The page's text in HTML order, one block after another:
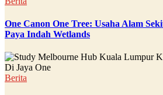
One Canon One Tree: Usaha Alam
Paya Indah Wetlands
Berita